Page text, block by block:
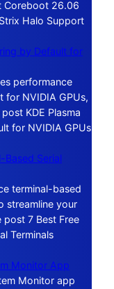
Coreboot 26.06
Halo Support
by Default for
performance
for NVIDIA GPUs,
KDE Plasma
for NVIDIA GPUs
Based Serial
terminal-based
streamline your
post 7 Best Free
Terminals
Monitor App
Monitor app